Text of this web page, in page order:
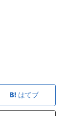
はてブ